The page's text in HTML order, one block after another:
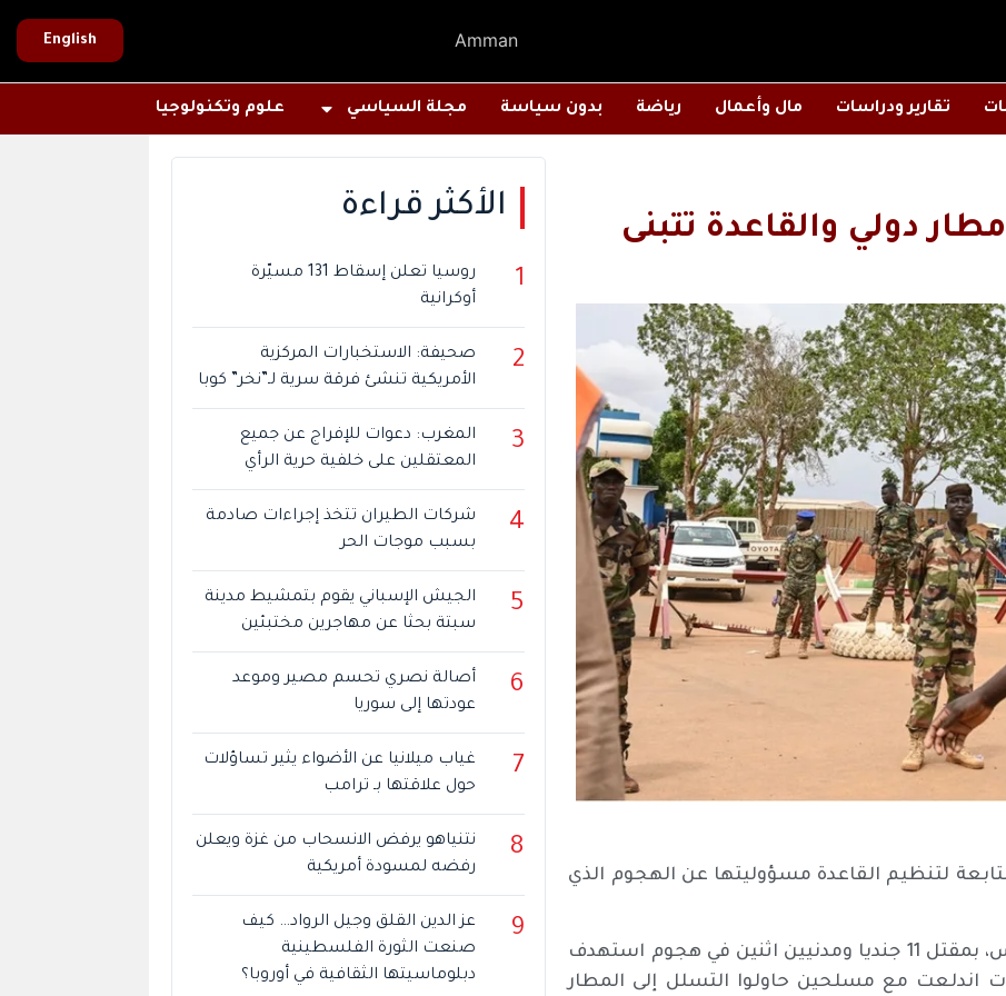
Amman
English
تقارير ودراسات مال وأعمال رياضة بدون سياسة مجلة السياسي علوم وتكنولوجيا
دولي والقاعدة تتبنى
لتنظيم القاعدة مسؤوليتها عن الهجوم الذي
ومن جانبها، أفادت وزارة الدفاع النيجرية في بيان الخميس، بمقتل 11 جنديا ومدنيين اثنين في هجوم استهدف
اندلعت مع مسلحين حاولوا التسلل إلى المطار
الأكثر قراءة
1
روسيا تعلن إسقاط 131 مسيّرة
أوكرانية
2
صحيفة: الاستخبارات المركزية
الأمريكية تنشئ فرقة سرية لـ”نخر” كوبا
3
المغرب: دعوات للإفراج عن جميع
المعتقلين على خلفية حرية الرأي
4
شركات الطيران تتخذ إجراءات صادمة
بسبب موجات الحر
5
الجيش الإسباني يقوم بتمشيط مدينة
سبتة بحثا عن مهاجرين مختبئين
6
أصالة نصري تحسم مصير وموعد
عودتها إلى سوريا
7
غياب ميلانيا عن الأضواء يثير تساؤلات
حول علاقتها بـ ترامب
8
نتنياهو يرفض الانسحاب من غزة ويعلن
رفضه لمسودة أمريكية
9
عز الدين القلق وجيل الرواد… كيف
صنعت الثورة الفلسطينية
دبلوماسيتها الثقافية في أوروبا؟